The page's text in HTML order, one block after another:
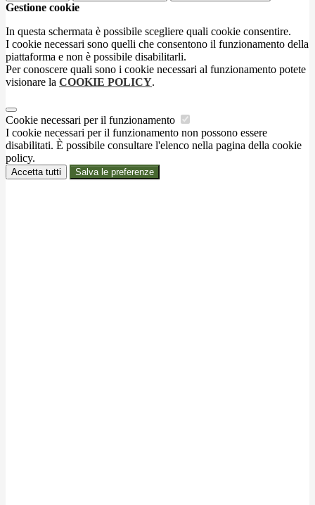
Gestione cookie
In questa schermata è possibile scegliere quali cookie consentire.
I cookie necessari sono quelli che consentono il funzionamento della
piattaforma e non è possibile disabilitarli.
Per conoscere quali sono i cookie necessari al funzionamento potete
visionare la COOKIE POLICY.
Cookie necessari per il funzionamento
I cookie necessari per il funzionamento non possono essere
disabilitati. È possibile consultare l'elenco nella pagina della cookie
policy.
Accetta tutti Salva le preferenze